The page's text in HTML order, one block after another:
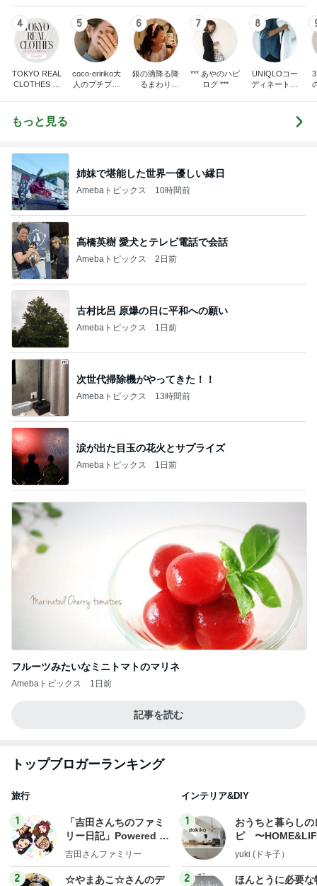
4
TOKYO REAL
CLOTHES 大
5
coco-eririko大
人のプチプラ
6
銀の滴降る降
るまわり
7
*** あやのハピ
ログ ***
8
UNIQLOコー
ディネート日
もっと見る
姉妹で堪能した世界一優しい縁日
Amebaトピックス 10時間前
高橋英樹 愛犬とテレビ電話で会話
Amebaトピックス 2日前
古村比呂 原爆の日に平和への願い
Amebaトピックス 1日前
次世代掃除機がやってきた！！
Amebaトピックス 13時間前
涙が出た目玉の花火とサプライズ
Amebaトピックス 1日前
フルーツみたいなミニトマトのマリネ
Amebaトピックス 1日前
記事を読む
トップブロガーランキング
旅行
1
「吉田さんちのファミ
リー日記」Powered b
y Ameba 吉田さんファ
ログ
吉田さんファミリー
2
☆やまあこ☆さんのデ
インテリア&DIY
1
おうちと暮らしの
ピ 〜
yuki (ドキ子）
2
ほんとうに必要な